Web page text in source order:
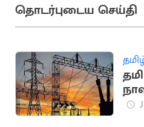
தொடர்புடைய செய்தி